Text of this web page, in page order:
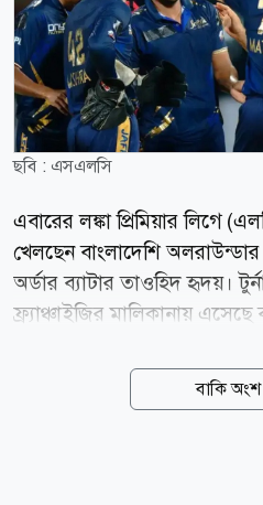
ছবি : এসএলসি
এবারের লঙ্কা প্রিমিয়ার লিগে
খেলছেন বাংলাদেশি
অর্ডার ব্যাটার তাওহিদ হৃদয়।
ফ্র্যাঞ্চাইজির মালিকানায়
সুইডেনভিত্তিক ক্রীড়া বিনিয়োগ
জাফনা কিংস কিনে নিয়েছে।
বাকি